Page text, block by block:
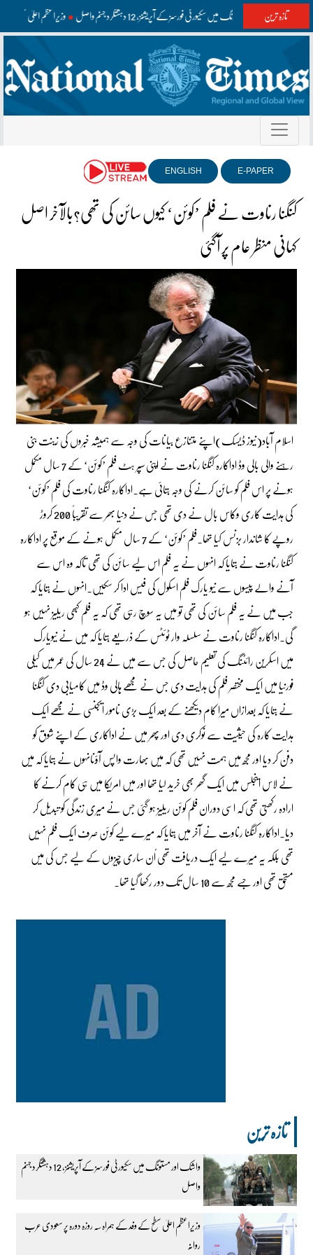
تازہ ترین واشک اور مستونگ میں سکیورٹی فورسز کے آپریشنز، 12 دہشتگرد جہنم واصل وزیراعظم اعلیٰ
E-PAPER
ENGLISH
کنگنا رناوت نے فلم ’کوئن‘ کیوں سائن کی تھی؟بالآخر اصل
کہانی منظر عام پر آگئی
اسلام آباد(نیوز ڈیسک)اپنے متنازع بیانات کی وجہ سے ہمیشہ خبروں کی زینت بنی
رہنے والی بالی وڈ اداکارہ کنگنا رناوت نے اپنی سپر ہٹ فلم ’کوئن‘ کے 7 سال مکمل
ہونے پر اس فلم کو سائن کرنے کی وجہ بتائی ہے۔اداکارہ کنگنا رناوت کی فلم ’کوئن‘
کی ہدایت کاری وکاس بال نے دی تھی جس نے دنیا بھر سے تقریباً 200 کروڑ
روپے کا شاندار بزنس کیا تھا۔فلم ’کوئن‘ کے 7 سال مکمل ہونے کے موقع پر اداکارہ
کنگنا رناوت نے بتایا کہ انہوں نے یہ فلم اس لیے سائن کی تھی تاکہ وہ اس سے
آنے والے پیسوں سے نیو یارک فلم اسکول کی فیس ادا کر سکیں۔انہوں نے بتایا کہ
جب میں نے یہ فلم سائن کی تھی تو میں یہ سوچ رہی تھی کہ یہ فلم کبھی ریلیز نہیں ہو
گی۔اداکارہ کنگنا رناوت نے سلسلہ وار ٹوئٹس کے ذریعے بتایا کہ میں نے نیویارک
میں اسکرین رائٹنگ کی تعلیم حاصل کی جس سے میں نے 24 سال کی عمر میں کیلی
فورنیا میں ایک مختصر فلم کی ہدایت دی جس نے مجھے ہالی وڈ میں کامیابی دی کنگنا
نے بتایا کہ بعدازاں میرا کام دیکھنے کے بعد ایک بڑی نامور ایجنسی نے مجھے ایک
ہدایت کارہ کی حیثیت سے نوکری دی اور پھر میں نے اداکاری کے اپنے شوق کو
دفن کر دیا اور مجھ میں ہمت نہیں تھی کہ میں بھارت واپس آؤںانہوں نے بتایا کہ میں
نے لاس اینجلس میں ایک گھر بھی خرید لیا تھا اور میں امریکا میں ہی کام کرنے کا
ارادہ رکھتی تھی کہ اسی دوران فلم کوئن ریلیز ہو گئی جس نے میری زندگی کو تبدیل کر
دیا۔اداکارہ کنگنا رناوت نے آخر میں بتایا کہ میرے لیے کوئن صرف ایک فلم نہیں
تھی بلکہ یہ میرے لیے ایک دریافت تھی اُن ساری چیزوں کے لیے جس کی میں
مستحق تھی اور جسے مجھ سے 10 سال تک دور رکھا گیا تھا۔
تازہ ترین
واشک اور مستونگ میں سکیورٹی فورسز کے آپریشنز، 12 دہشتگرد جہنم
واصل
وزیراعظم اعلیٰ سطح کے وفد کے ہمراہ سہ روزہ دورہ پر سعودی عرب
روانہ